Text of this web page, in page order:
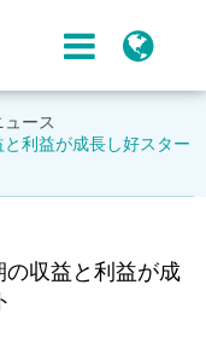
ュース
利益が成長し好スター
の収益と利益が成